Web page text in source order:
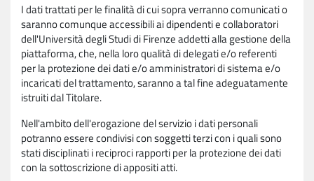
I dati trattati per le finalità di cui sopra verranno comunicati o
saranno comunque accessibili ai dipendenti e collaboratori
dell'Università degli Studi di Firenze addetti alla gestione della
piattaforma, che, nella loro qualità di delegati e/o referenti
per la protezione dei dati e/o amministratori di sistema e/o
incaricati del trattamento, saranno a tal fine adeguatamente
istruiti dal Titolare.
Nell'ambito dell'erogazione del servizio i dati personali
potranno essere condivisi con soggetti terzi con i quali sono
stati disciplinati i reciproci rapporti per la protezione dei dati
con la sottoscrizione di appositi atti.